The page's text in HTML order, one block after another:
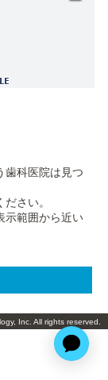
歯科医院は見つ
さい。
示範囲から近い
Inc. All rights reserved.